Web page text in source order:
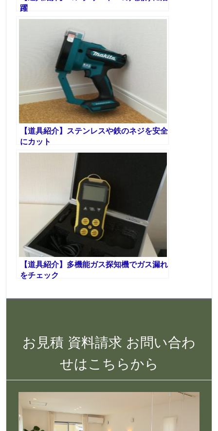
躍
【道具紹介】ステンレスや鉄のネジを安全
にカット
【道具紹介】多機能ガス探知機でガス漏れ
をチェック
お見積 資料請求 お問い合わ
せはこちらから